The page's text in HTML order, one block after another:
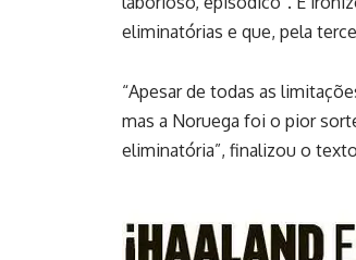
eliminatórias e que, pela
“Apesar de todas as
mas a Noruega foi o pior
eliminatória”, finalizou o